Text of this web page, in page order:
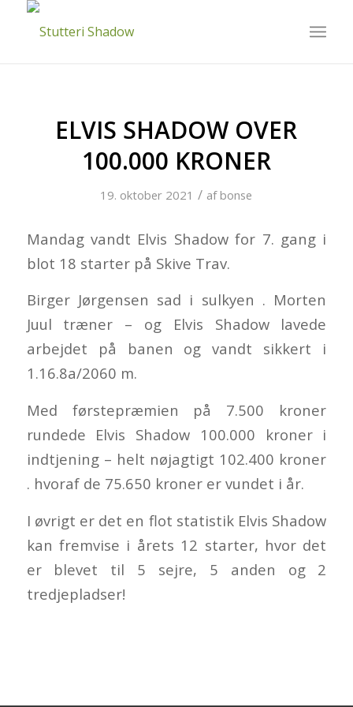
ELVIS SHADOW OVER
100.000 KRONER
19. oktober 2021 / afbonse
Mandag vandt Elvis Shadow for 7. gang i
blot 18 starter på Skive Trav.
Birger Jørgensen sad i sulkyen . Morten
Juul træner – og Elvis Shadow lavede
arbejdet på banen og vandt sikkert i
1.16.8a/2060 m.
Med førstepræmien på 7.500 kroner
rundede Elvis Shadow 100.000 kroner i
indtjening – helt nøjagtigt 102.400 kroner
. hvoraf de 75.650 kroner er vundet i år.
I øvrigt er det en flot statistik Elvis Shadow
kan fremvise i årets 12 starter, hvor det
er blevet til 5 sejre, 5 anden og 2
tredjepladser!